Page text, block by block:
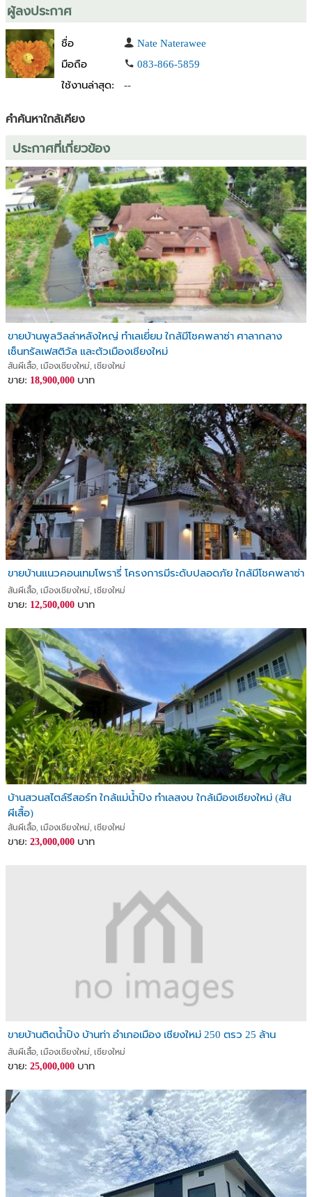
ผู้ลงประกาศ
ชื่อ
Nate Naterawee
มือถือ
083-866-5859
ใช้งานล่าสุด:
--
คำค้นหาใกล้เคียง
ประกาศที่เกี่ยวข้อง
ขายบ้านพูลวิลล่าหลังใหญ่ ทำเลเยี่ยม ใกล้มีโชคพลาซ่า ศาลากลาง
เซ็นทรัลเฟสติวัล และตัวเมืองเชียงใหม่
สันผีเสื้อ, เมืองเชียงใหม่, เชียงใหม่
ขาย: 18,900,000 บาท
ขายบ้านแนวคอนเทมโพรารี่ โครงการมีระดับปลอดภัย ใกล้มีโชคพลาซ่า
สันผีเสื้อ, เมืองเชียงใหม่, เชียงใหม่
ขาย: 12,500,000 บาท
บ้านสวนสไตล์รีสอร์ท ใกล้แม่น้ำปิง ทำเลสงบ ใกล้เมืองเชียงใหม่ (สัน
ผีเสื้อ)
สันผีเสื้อ, เมืองเชียงใหม่, เชียงใหม่
ขาย: 23,000,000 บาท
ขายบ้านติดน้ำปิง บ้านท่า อำเภอเมือง เชียงใหม่ 250 ตรว 25 ล้าน
สันผีเสื้อ, เมืองเชียงใหม่, เชียงใหม่
ขาย: 25,000,000 บาท